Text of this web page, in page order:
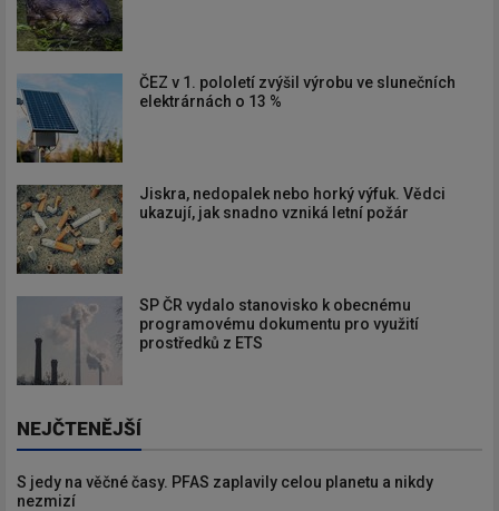
ČEZ v 1. pololetí zvýšil výrobu ve slunečních
elektrárnách o 13 %
Jiskra, nedopalek nebo horký výfuk. Vědci
ukazují, jak snadno vzniká letní požár
SP ČR vydalo stanovisko k obecnému
programovému dokumentu pro využití
prostředků z ETS
NEJČTENĚJŠÍ
S jedy na věčné časy. PFAS zaplavily celou planetu a nikdy
nezmizí